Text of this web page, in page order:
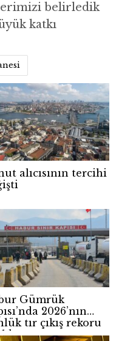
belirledik
katkı
alıcısının tercihi
Gümrük
2026’nın
tır çıkış rekoru